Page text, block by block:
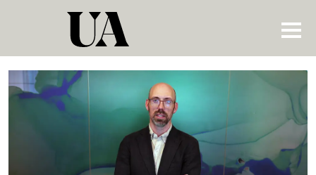
Tag:
høyreekstremisme